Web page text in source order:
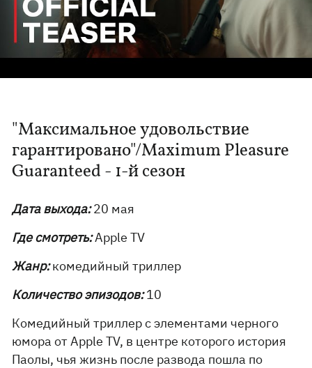
"Максимальное удовольствие
гарантировано"/Maximum Pleasure
Guaranteed - 1-й сезон
Дата выхода:20 мая
Где смотреть:Apple TV
Жанр:комедийный триллер
Количество эпизодов:10
Комедийный триллер с элементами черного
юмора от Apple TV, в центре которого история
Паолы, чья жизнь после развода пошла по